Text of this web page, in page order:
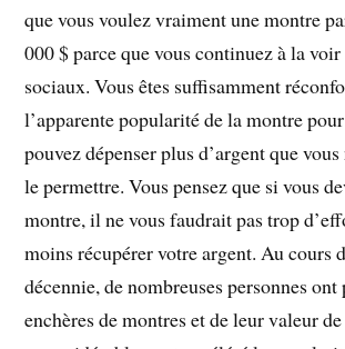
que vous voulez vraiment une montre
000 $ parce que vous continuez à la voir
sociaux. Vous êtes suffisamment
l’apparente popularité de la montre
pouvez dépenser plus d’argent que
le permettre. Vous pensez que si vous
montre, il ne vous faudrait pas trop
moins récupérer votre argent. Au cours
décennie, de nombreuses personnes ont
enchères de montres et de leur valeur